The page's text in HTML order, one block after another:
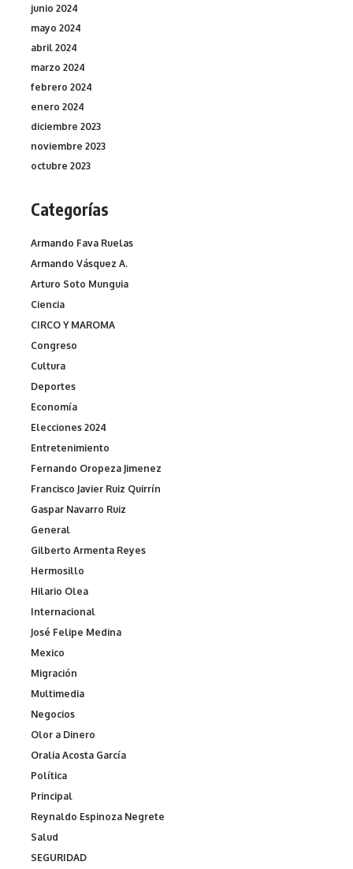
junio 2024
mayo 2024
abril 2024
marzo 2024
febrero 2024
enero 2024
diciembre 2023
noviembre 2023
octubre 2023
Categorías
Armando Fava Ruelas
Armando Vásquez A.
Arturo Soto Munguia
Ciencia
CIRCO Y MAROMA
Congreso
Cultura
Deportes
Economía
Elecciones 2024
Entretenimiento
Fernando Oropeza Jimenez
Francisco Javier Ruiz Quirrín
Gaspar Navarro Ruiz
General
Gilberto Armenta Reyes
Hermosillo
Hilario Olea
Internacional
José Felipe Medina
Mexico
Migración
Multimedia
Negocios
Olor a Dinero
Oralia Acosta García
Política
Principal
Reynaldo Espinoza Negrete
Salud
SEGURIDAD